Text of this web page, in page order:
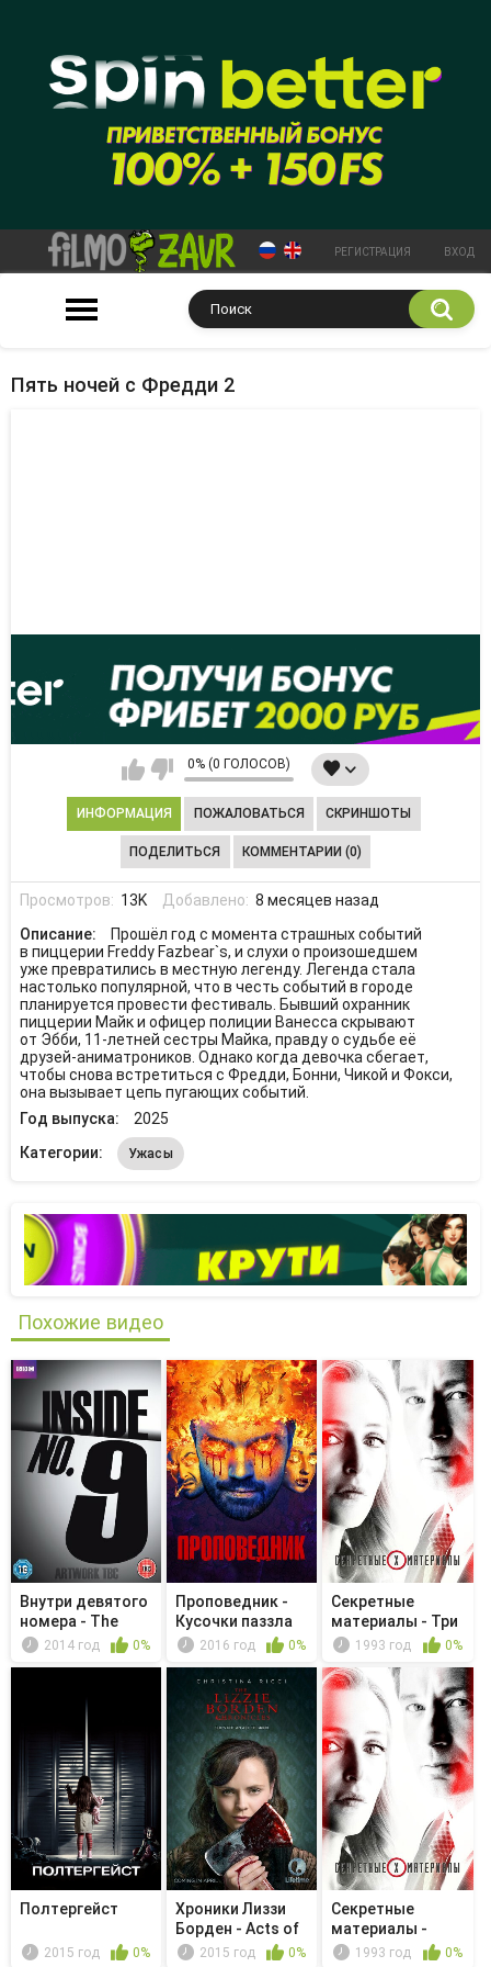
РЕГИСТРАЦИЯ ВХОД
Пять ночей с Фредди 2
0% (0 ГОЛОСОВ)
ИНФОРМАЦИЯ ПОЖАЛОВАТЬСЯ СКРИНШОТЫ
ПОДЕЛИТЬСЯ КОММЕНТАРИИ (0)
Просмотров: 13K Добавлено: 8 месяцев назад
Описание:
Прошёл год с момента страшных событий
в пиццерии Freddy Fazbear`s, и слухи о произошедшем
уже превратились в местную легенду. Легенда стала
настолько популярной, что в честь событий в городе
планируется провести фестиваль. Бывший охранник
пиццерии Майк и офицер полиции Ванесса скрывают
от Эбби, 11-летней сестры Майка, правду о судьбе её
друзей-аниматроников. Однако когда девочка сбегает,
чтобы снова встретиться с Фредди, Бонни, Чикой и Фокси,
она вызывает цепь пугающих событий.
Год выпуска:
2025
Категории:
Ужасы
Похожие видео
Внутри девятого
номера - The
Stakeout
2014 год 0%
Проповедник -
Кусочки паззла
2016 год 0%
Секретные
материалы - Три
слова1993 год 0%
Полтергейст
2015 год 0%
Хроники Лиззи
Борден - Acts of
Borden
2015 год 0%
Секретные
материалы -
Освобождение
1993 год 0%